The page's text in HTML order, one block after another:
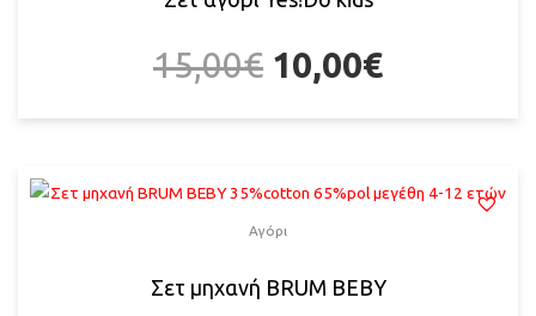
15,00€ 10,00€
Αγόρι
Σετ μηχανή BRUM BEBY